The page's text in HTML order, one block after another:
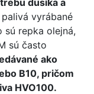
dusíka a
vyrábané
repka olejná,
sú často
ako
B10, pričom
HVO100.